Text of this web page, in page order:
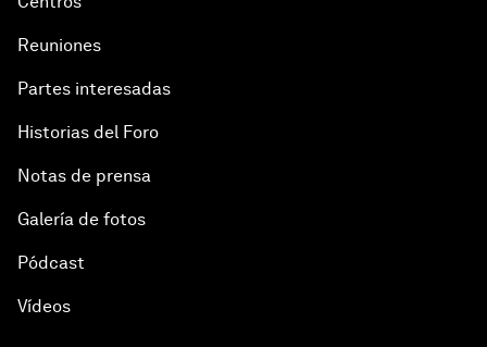
Reuniones
Partes interesadas
Historias del Foro
Notas de prensa
Galería de fotos
Pódcast
Vídeos